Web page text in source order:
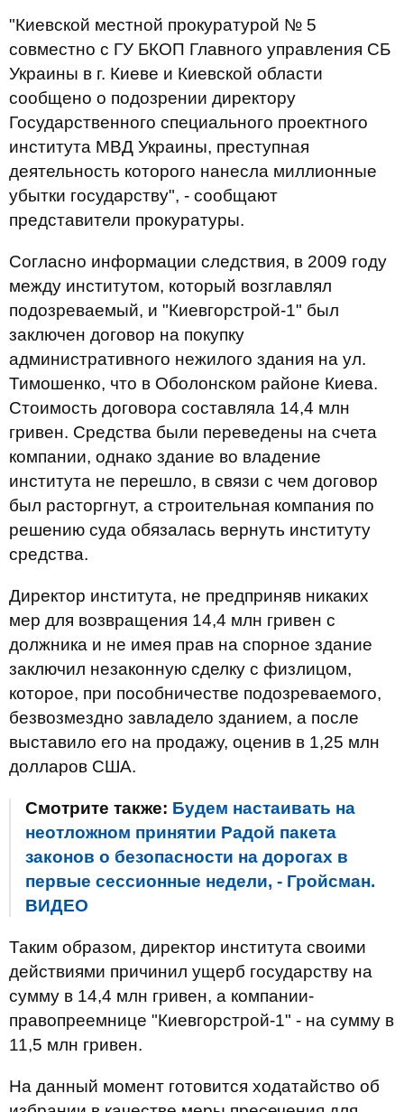
"Киевской местной прокуратурой № 5
совместно с ГУ БКОП Главного управления СБ
Украины в г. Киеве и Киевской области
сообщено о подозрении директору
Государственного специального проектного
института МВД Украины, преступная
деятельность которого нанесла миллионные
убытки государству", - сообщают
представители прокуратуры.
Согласно информации следствия, в 2009 году
между институтом, который возглавлял
подозреваемый, и "Киевгорстрой-1" был
заключен договор на покупку
административного нежилого здания на ул.
Тимошенко, что в Оболонском районе Киева.
Стоимость договора составляла 14,4 млн
гривен. Средства были переведены на счета
компании, однако здание во владение
института не перешло, в связи с чем договор
был расторгнут, а строительная компания по
решению суда обязалась вернуть институту
средства.
Директор института, не предприняв никаких
мер для возвращения 14,4 млн гривен с
должника и не имея прав на спорное здание
заключил незаконную сделку с физлицом,
которое, при пособничестве подозреваемого,
безвозмездно завладело зданием, а после
выставило его на продажу, оценив в 1,25 млн
долларов США.
Смотрите также: Будем настаивать на
неотложном принятии Радой пакета
законов о безопасности на дорогах в
первые сессионные недели, - Гройсман.
ВИДЕО
Таким образом, директор института своими
действиями причинил ущерб государству на
сумму в 14,4 млн гривен, а компании-
правопреемнице "Киевгорстрой-1" - на сумму в
11,5 млн гривен.
На данный момент готовится ходатайство об